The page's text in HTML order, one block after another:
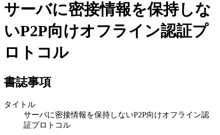
サーバに密接情報を保持しな
いP2P向けオフライン認証プ
ロトコル
書誌事項
タイトル
サーバに密接情報を保持しないP2P向けオフライン認
証プロトコル